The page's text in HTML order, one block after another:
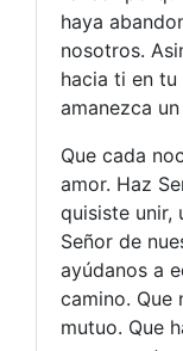
haya
nosotros.
hacia ti en tu
amanezca
Que cada
amor. Haz
quisiste unir,
Señor de
ayúdanos a
camino. Que
mutuo. Que